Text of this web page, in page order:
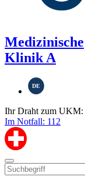
Medizinische
Klinik A
DE
Ihr Draht zum UKM:
Im Notfall: 112